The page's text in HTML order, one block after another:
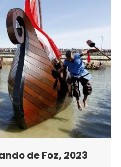
de Foz, 2023